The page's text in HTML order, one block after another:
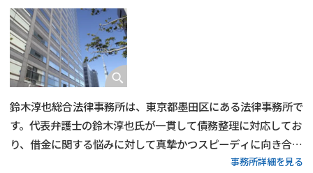
カードローン
鈴木淳也総合法律事務所は、東京都墨田区にある法律事務所で
す。代表弁護士の鈴木淳也氏が一貫して債務整理に対応してお
り、借金に関する悩みに対して真摯かつスピーディに向き合っ
てくれるのが特徴です。任意整理・自己破産・個人再生など、
事務所詳細を見る